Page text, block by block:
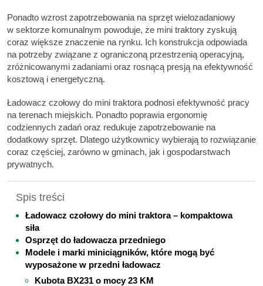
Ponadto wzrost zapotrzebowania na sprzęt wielozadaniowy
w sektorze komunalnym powoduje, że mini traktory zyskują
coraz większe znaczenie na rynku. Ich konstrukcja odpowiada
na potrzeby związane z ograniczoną przestrzenią operacyjną,
zróżnicowanymi zadaniami oraz rosnącą presją na efektywność
kosztową i energetyczną.
Ładowacz czołowy do mini traktora podnosi efektywność pracy
na terenach miejskich. Ponadto poprawia ergonomię
codziennych zadań oraz redukuje zapotrzebowanie na
dodatkowy sprzęt. Dlatego użytkownicy wybierają to rozwiązanie
coraz częściej, zarówno w gminach, jak i gospodarstwach
prywatnych.
Spis treści
Ładowacz czołowy do mini traktora – kompaktowa
siła
Osprzęt do ładowacza przedniego
Modele i marki miniciągników, które mogą być
wyposażone w przedni ładowacz
Kubota BX231 o mocy 23 KM